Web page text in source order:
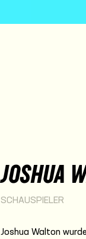
JOSHUA
SCHAUSPIELER
Joshua Walton